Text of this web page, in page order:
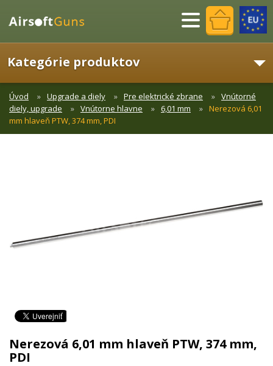
Menu
Kategórie produktov
Úvod Upgrade a diely Pre elektrické zbrane
Vnútorné
diely, upgrade
Vnútorne hlavne 6,01 mm
Nerezová 6,01
mm hlaveň PTW, 374 mm, PDI
Nerezová 6,01 mm hlaveň PTW, 374 mm,
PDI